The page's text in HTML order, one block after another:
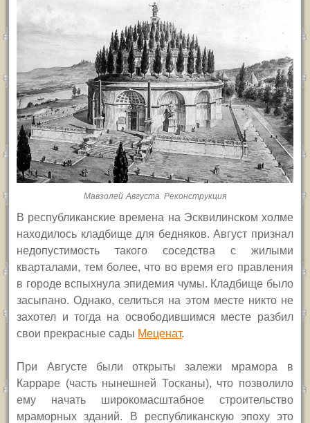
Мавзолей Августа. Реконструкция
В республиканские времена на Эсквилинском холме
находилось кладбище для бедняков. Август признал
недопустимость такого соседства с жилыми
кварталами, тем более, что во время его правления
в городе вспыхнула эпидемия чумы. Кладбище было
засыпано. Однако, селиться на этом месте никто не
захотел и тогда на освободившимся месте разбил
свои прекрасные сады Меценат.
При Августе были открыты залежи мрамора в
Карраре (часть нынешней Тосканы), что позволило
ему начать широкомасштабное строительство
мраморных зданий.
В республиканскую эпоху это